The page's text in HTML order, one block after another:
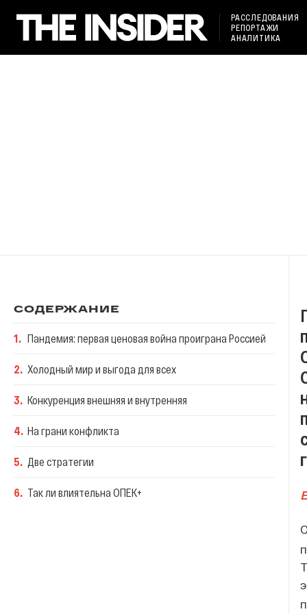
РАССЛЕДОВАНИЯ
РЕПОРТАЖИ
АНАЛИТИКА
СОДЕРЖАНИЕ
1. Пандемия: первая ценовая война проиграна Россией
2. Холодный мир и выгода для всех
3. Конкуренция внешняя и внутренняя
4. На грани конфликта
5. Две стратегии
6. Так ли влиятельна ОПЕК+